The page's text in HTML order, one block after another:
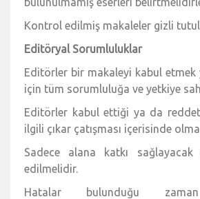
Kontrol edilmiş makaleler gizli
Editöryal Sorumluluklar
Editörler bir makaleyi kabul
için tüm sorumluluğa ve yetkiye
Editörler kabul ettiği ya da
ilgili çıkar çatışması içerisinde
Sadece alana katkı
edilmelidir.
Hatalar bulunduğu